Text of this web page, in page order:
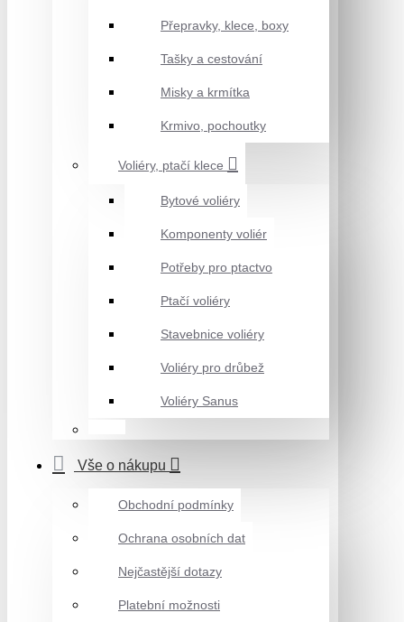
Přepravky, klece, boxy
Tašky a cestování
Misky a krmítka
Krmivo, pochoutky
Voliéry, ptačí klece
Bytové voliéry
Komponenty voliér
Potřeby pro ptactvo
Ptačí voliéry
Stavebnice voliéry
Voliéry pro drůbež
Voliéry Sanus
Vše o nákupu
Obchodní podmínky
Ochrana osobních dat
Nejčastější dotazy
Platební možnosti